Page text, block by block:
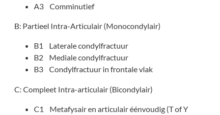
A3 Comminutief
B: Partieel Intra-Articulair (Monocondylair)
B1 Laterale condylfractuur
B2 Mediale condylfractuur
B3 Condylfractuur in frontale vlak
C: Compleet Intra-articulair (Bicondylair)
C1 Metafysair en articulair éénvoudig (T of Y